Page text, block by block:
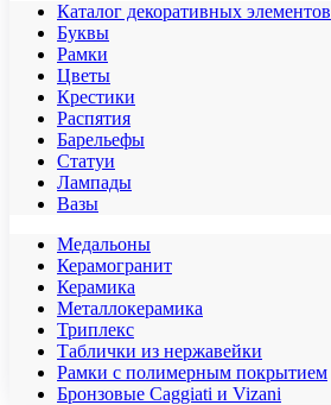
Каталог декоративных элементов
Буквы
Рамки
Цветы
Крестики
Распятия
Барельефы
Статуи
Лампады
Вазы
Медальоны
Керамогранит
Керамика
Металлокерамика
Триплекс
Таблички из нержавейки
Рамки с полимерным покрытием
Бронзовые Caggiati и Vizani